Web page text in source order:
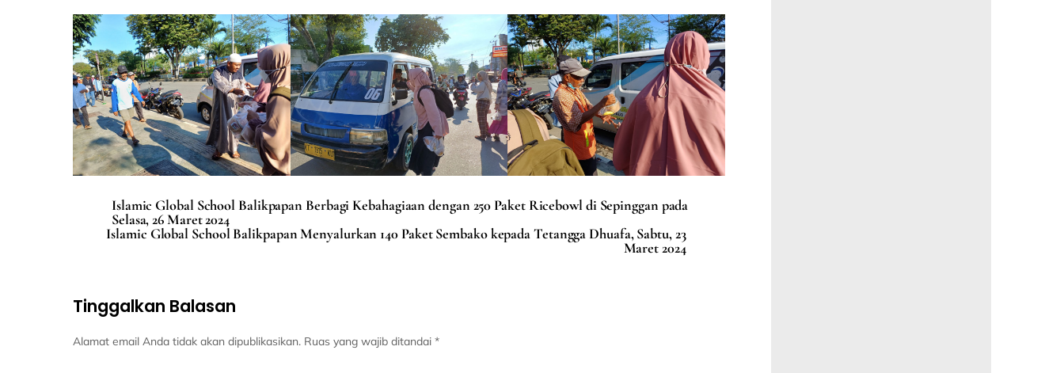
Islamic Global School Balikpapan Berbagi Kebahagiaan dengan 250 Paket Ricebowl di Sepinggan pada
Selasa, 26 Maret 2024
Islamic Global School Balikpapan Menyalurkan 140 Paket Sembako kepada Tetangga Dhuafa, Sabtu, 23
Maret 2024
Tinggalkan Balasan
Alamat email Anda tidak akan dipublikasikan. Ruas yang wajib ditandai *